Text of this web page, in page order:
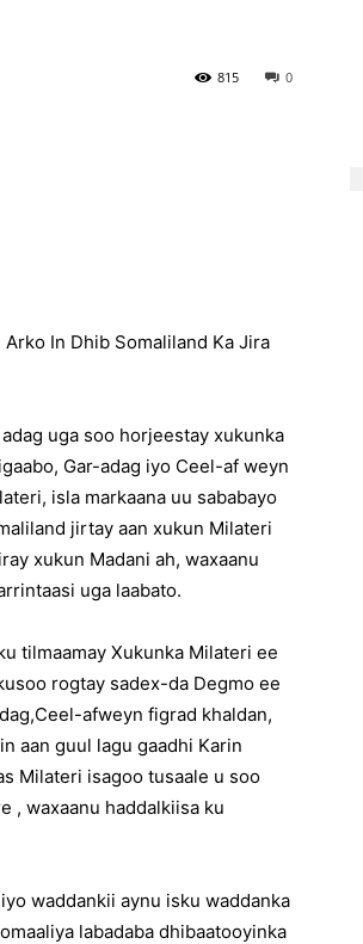
0
815
In Dhib Somaliland Ka Jira
uga soo horjeestay xukunka
Gar-adag iyo Ceel-af weyn
isla markaana uu sababayo
jirtay aan xukun Milateri
xukun Madani ah, waxaanu
uga laabato.
tilmaamay Xukunka Milateri ee
rogtay sadex-da Degmo ee
afweyn figrad khaldan,
aan guul lagu gaadhi Karin
Milateri isagoo tusaale u soo
, waxaanu haddalkiisa ku
waddankii aynu isku waddanka
labadaba dhibaatooyinka